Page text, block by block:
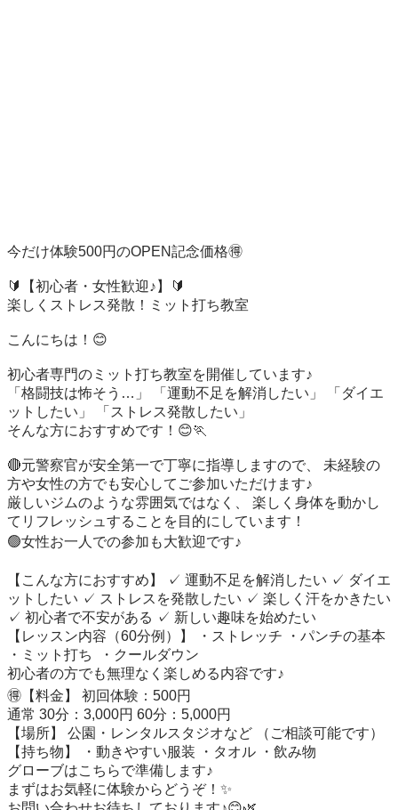
今だけ体験500円のOPEN記念価格🉐
🔰【初心者・女性歓迎♪】🔰
楽しくストレス発散！ミット打ち教室
こんにちは！😊
初心者専門のミット打ち教室を開催しています♪
「格闘技は怖そう…」 「運動不足を解消したい」 「ダイエ
ットしたい」 「ストレス発散したい」
そんな方におすすめです！😊🏃
🔴元警察官が安全第一で丁寧に指導しますので、 未経験の
方や女性の方でも安心してご参加いただけます♪
厳しいジムのような雰囲気ではなく、 楽しく身体を動かし
てリフレッシュすることを目的にしています！
🟢女性お一人での参加も大歓迎です♪
【こんな方におすすめ】 ✓ 運動不足を解消したい ✓ ダイエ
ットしたい ✓ ストレスを発散したい ✓ 楽しく汗をかきたい
✓ 初心者で不安がある ✓ 新しい趣味を始めたい
【レッスン内容（60分例）】 ・ストレッチ ・パンチの基本
・ミット打ち  ・クールダウン
初心者の方でも無理なく楽しめる内容です♪
🉐【料金】 初回体験：500円
通常 30分：3,000円 60分：5,000円
【場所】 公園・レンタルスタジオなど （ご相談可能です）
【持ち物】 ・動きやすい服装 ・タオル ・飲み物
グローブはこちらで準備します♪
まずはお気軽に体験からどうぞ！✨